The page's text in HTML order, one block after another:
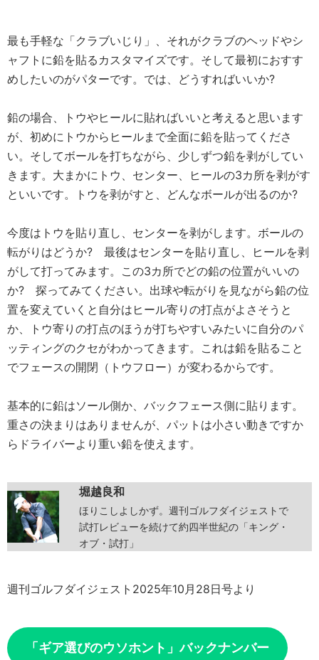
最も手軽な「クラブいじり」、それがクラブのヘッドやシ
ャフトに鉛を貼るカスタマイズです。そして最初におすす
めしたいのがパターです。では、どうすればいいか?
鉛の場合、トウやヒールに貼ればいいと考えると思います
が、初めにトウからヒールまで全面に鉛を貼ってくださ
い。そしてボールを打ちながら、少しずつ鉛を剥がしてい
きます。大まかにトウ、センター、ヒールの3カ所を剥がす
といいです。トウを剥がすと、どんなボールが出るのか?
今度はトウを貼り直し、センターを剥がします。ボールの
転がりはどうか? 最後はセンターを貼り直し、ヒールを剥
がして打ってみます。この3カ所でどの鉛の位置がいいの
か? 探ってみてください。出球や転がりを見ながら鉛の位
置を変えていくと自分はヒール寄りの打点がよさそうと
か、トウ寄りの打点のほうが打ちやすいみたいに自分のパ
ッティングのクセがわかってきます。これは鉛を貼ること
でフェースの開閉（トウフロー）が変わるからです。
基本的に鉛はソール側か、バックフェース側に貼ります。
重さの決まりはありませんが、パットは小さい動きですか
らドライバーより重い鉛を使えます。
堀越良和
ほりこしよしかず。週刊ゴルフダイジェストで
試打レビューを続けて約四半世紀の「キング・
オブ・試打」
週刊ゴルフダイジェスト2025年10月28日号より
「ギア選びのウソホント」バックナンバー